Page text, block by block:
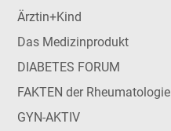
Ärztin+Kind
Das Medizinprodukt
DIABETES FORUM
FAKTEN der Rheumatologie
GYN-AKTIV